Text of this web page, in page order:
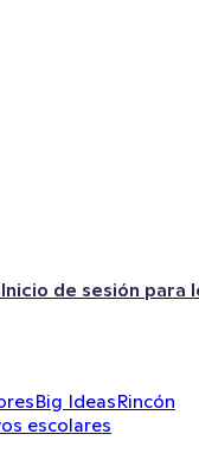
Inicio de sesión para
Big IdeasRincón
escolares